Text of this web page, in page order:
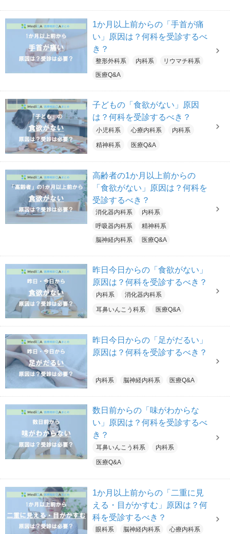
1か月以上前からの「手首が痛
い」原因は？何科を受診するべ
き？
整形外科系 内科系
リウマチ科系
医療Q&A
子どもの「食欲がない」原因
は？何科を受診するべき？
小児科系 心療内科系 内科系
精神科系 医療Q&A
高齢者の1か月以上前からの
「食欲がない」原因は？何科を
受診するべき？
消化器内科系
内科系
呼吸器内科系
精神科系
脳神経内科系
医療Q&A
昨日今日からの「食欲がない」
原因は？何科を受診するべき？
内科系 消化器内科系
耳鼻いんこう科系 医療Q&A
昨日今日からの「足がだるい」
原因は？何科を受診するべき？
内科系 脳神経内科系 医療Q&A
数日前からの「味がわからな
い」原因は？何科を受診するべ
き？
耳鼻いんこう科系 内科系
医療Q&A
1か月以上前からの「二重に見
える・目がかすむ」原因は？何
科を受診するべき？
眼科系 脳神経内科系
心療内科系